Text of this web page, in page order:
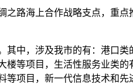
路海上合作战略支点，重
中，涉及我市的有：港口
等项目，生活性服务业类
项目，新一代信息技术和